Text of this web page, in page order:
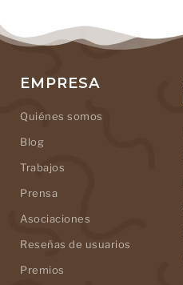
EMPRESA
Quiénes somos
Blog
Trabajos
Prensa
Asociaciones
Reseñas de usuarios
Premios